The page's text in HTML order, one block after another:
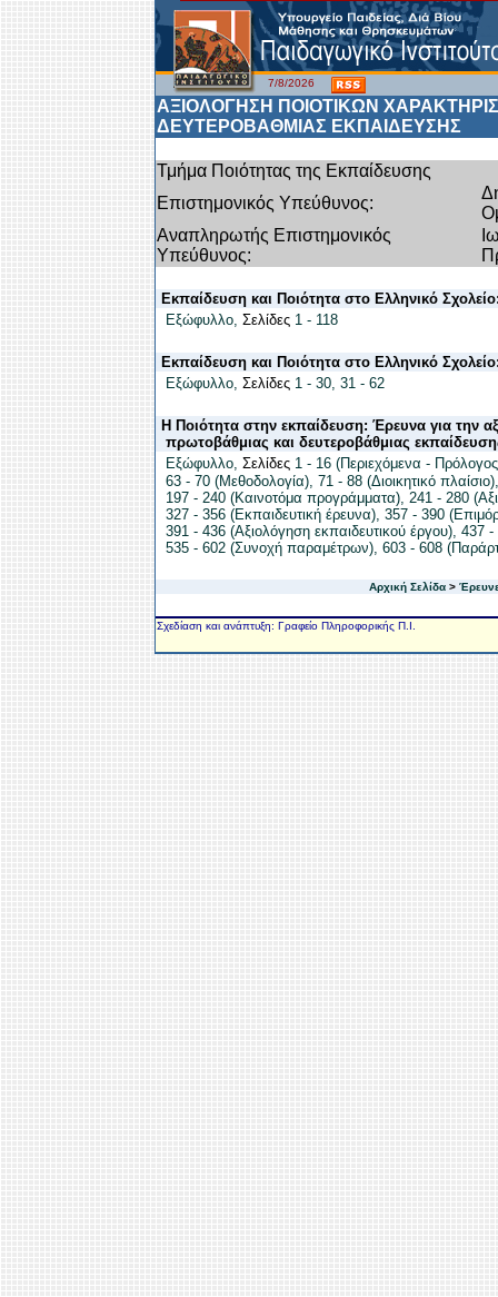
7/8/2026
ΑΞΙΟΛΟΓΗΣΗ ΠΟΙΟΤΙΚΩΝ
ΔΕΥΤΕΡΟΒΑΘΜΙΑΣ ΕΚΠΑΙΔΕΥΣΗΣ
Τμήμα Ποιότητας της Εκπαίδευσης
Επιστημονικός Υπεύθυνος:
Αναπληρωτής Επιστημονικός
Υπεύθυνος:
Εκπαίδευση και Ποιότητα στο Ελληνικό
Εξώφυλλο, Σελίδες 1 - 118
Εκπαίδευση και Ποιότητα στο Ελληνικό
Εξώφυλλο, Σελίδες 1 - 30, 31 - 62
Η Ποιότητα στην εκπαίδευση: Έρευνα για την
πρωτοβάθμιας και δευτεροβάθμιας
Εξώφυλλο, Σελίδες 1 - 16 (Περιεχόμενα -
63 - 70 (Μεθοδολογία), 71 - 88 (Διοικητικό πλαίσιο)
197 - 240 (Καινοτόμα προγράμματα), 241 - 280
327 - 356 (Εκπαιδευτική έρευνα), 357 - 390
391 - 436 (Αξιολόγηση εκπαιδευτικού έργου), 437 -
535 - 602 (Συνοχή παραμέτρων), 603 - 608
Αρχική Σελίδα>
Σχεδίαση και ανάπτυξη: Γραφείο Πληροφορικής Π.Ι.